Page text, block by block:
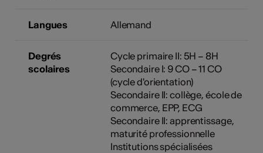
Langues Allemand
Degrés
scolaires
Cycle primaire II: 5H – 8H
Secondaire I: 9 CO – 11 CO
(cycle d'orientation)
Secondaire II: collège, école de
commerce, EPP, ECG
Secondaire II: apprentissage,
maturité professionnelle
Institutions spécialisées